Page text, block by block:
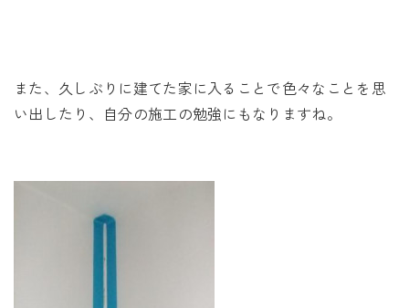
また、久しぶりに建てた家に入ることで色々なことを思
い出したり、自分の施工の勉強にもなりますね。